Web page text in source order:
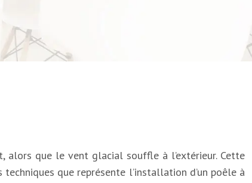
alors que le vent glacial souffle à l’extérieur. Cette
que représente l’installation d’un poêle à